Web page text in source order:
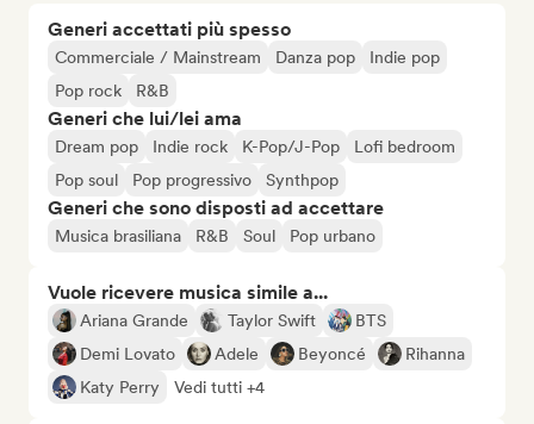
Generi accettati più spesso
Commerciale / Mainstream Danza pop
Indie pop
Pop rock
R&B
Generi che lui/lei ama
Dream pop Indie rock K-Pop/J-Pop
Lofi bedroom
Pop soul
Pop progressivo Synthpop
Generi che sono disposti ad accettare
Musica brasiliana R&B Soul Pop urbano
Vuole ricevere musica simile a...
Ariana Grande Taylor Swift
BTS
Demi Lovato
Adele Beyoncé
Rihanna
Katy Perry
Vedi tutti +4